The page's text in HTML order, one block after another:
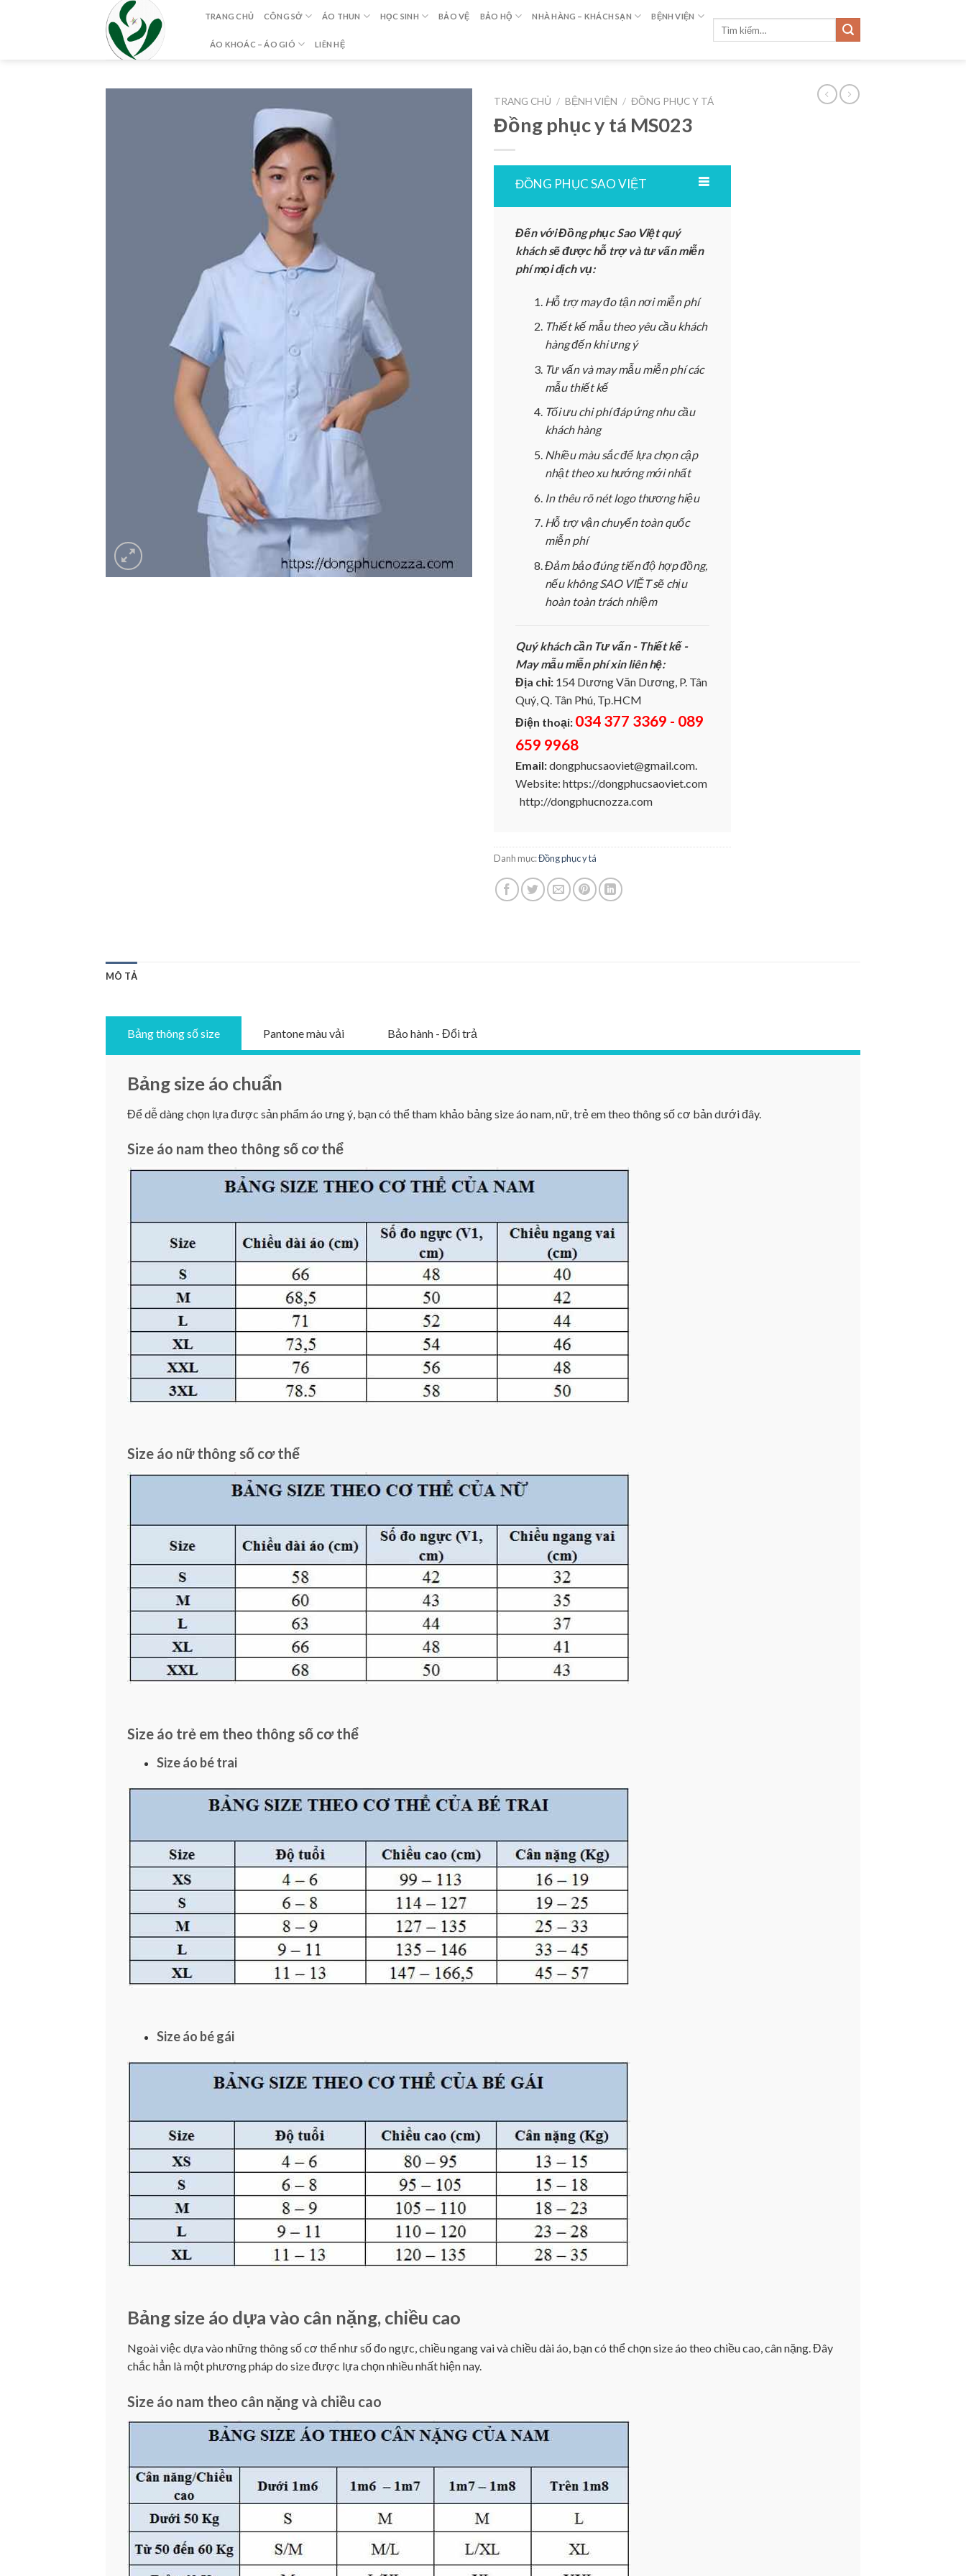
TRANG CHỦ CÔNG SỞ ÁO THUN HỌC SINH BẢO VỆ BẢO HỘ NHÀ HÀNG – KHÁCH SẠN BỆNH VIỆN
ÁO KHOÁC – ÁO GIÓ LIÊN HỆ
TRANG CHỦ / BỆNH VIỆN / ĐỒNG PHỤC Y TÁ
Đồng phục y tá MS023
ĐỒNG PHỤC SAO VIỆT
Đến với Đồng phục Sao Việt quý
khách sẽ được hỗ trợ và tư vấn miễn
phí mọi dịch vụ:
Hỗ trợ may đo tận nơi miễn phí
Thiết kế mẫu theo yêu cầu khách
hàng đến khi ưng ý
Tư vấn và may mẫu miễn phí các
mẫu thiết kế
Tối ưu chi phí đáp ứng nhu cầu
khách hàng
Nhiều màu sắc để lựa chọn cập
nhật theo xu hướng mới nhất
In thêu rõ nét logo thương hiệu
Hỗ trợ vận chuyển toàn quốc
miễn phí
Đảm bảo đúng tiến độ hợp đồng,
nếu không SAO VIỆT sẽ chịu
hoàn toàn trách nhiệm
Quý khách cần Tư vấn - Thiết kế -
May mẫu miễn phí xin liên hệ:
Địa chỉ: 154 Dương Văn Dương, P. Tân
Quý, Q. Tân Phú, Tp.HCM
Điện thoại: 034 377 3369 - 089
659 9968
Email:dongphucsaoviet@gmail.com.
Website: https://dongphucsaoviet.com
http://dongphucnozza.com
Danh mục:Đồng phục y tá
MÔ TẢ
Bảng thông số size Pantone màu vải Bảo hành - Đổi trả
Bảng size áo chuẩn
Để dễ dàng chọn lựa được sản phẩm áo ưng ý, bạn có thể tham khảo bảng size áo nam, nữ, trẻ em theo thông số cơ bản dưới đây.
Size áo nam theo thông số cơ thể
Size áo nữ thông số cơ thể
Size áo trẻ em theo thông số cơ thể
Size áo bé trai
Size áo bé gái
Bảng size áo dựa vào cân nặng, chiều cao
Ngoài việc dựa vào những thông số cơ thể như số đo ngực, chiều ngang vai và chiều dài áo, bạn có thể chọn size áo theo chiều cao, cân nặng. Đây
chắc hẳn là một phương pháp do size được lựa chọn nhiều nhất hiện nay.
Size áo nam theo cân nặng và chiều cao